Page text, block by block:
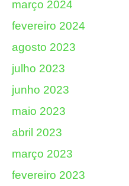
março 2024
fevereiro 2024
agosto 2023
julho 2023
junho 2023
maio 2023
abril 2023
março 2023
fevereiro 2023